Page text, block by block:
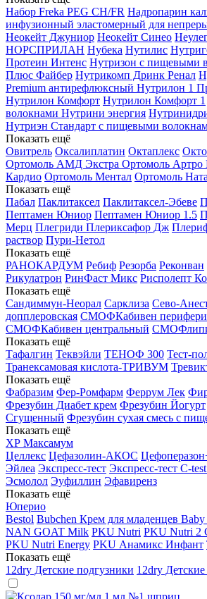
Набор Freka PEG CH/FR Надропарин
инфузионный эластомерный для
Неокейт Джуниор Неокейт Синео
НОРСПРИЛАН Нубека Нутилис
Протеин Интенс Нутризон с пищевыми
Плюс Файбер Нутрикомп Дринк Ренал
Premium антирефлюксный Нутрилон 1
Нутрилон Комфорт Нутрилон Комфорт 1
волокнами Нутрини энергия
Нутриэн Стандарт с пищевыми
Показать ещё
Овитрель Оксалиплатин Октаплекс
Ортомоль АМД Экстра Ортомоль
Кардио Ортомоль Ментал Ортомоль
Показать ещё
Пабал Паклитаксел Паклитаксел-Эбеве
Пептамен Юниор Пептамен Юниор 1.5
Мерц Плегриди Плериксафор Дж
раствор Пури-Нетол
Показать ещё
РАНОКАРДУМ Ребиф Резорба Реконван
Рикулатрон РинФаст Микс Рисполепт
Показать ещё
Сандиммун-Неорал Сарклиза Сево-
допплеровская СМОФКабивен
СМОФКабивен центральный
Показать ещё
Тафалгин Теквэйли ТЕНОФ 300 Тест-
Транексамовая кислота-ТРИВУМ
Показать ещё
Фабразим Фер-Ромфарм Феррум Лек
Фрезубин Диабет крем Фрезубин Йогурт
Сгущенный Фрезубин сухая смесь с
Показать ещё
ХР Максамум
Целлекс Цефазолин-АКОС
Эйлеа Экспресс-тест Экспресс-тест C-
Эсмолол Эуфиллин Эфавиренз
Показать ещё
Юперио
Bestol Bubchen Крем для младенцев Baby
NAN GOAT Milk PKU Nutri PKU Nutri 2
PKU Nutri Energy PKU Анамикс Инфант
Показать ещё
12dry Детские подгузники 12dry